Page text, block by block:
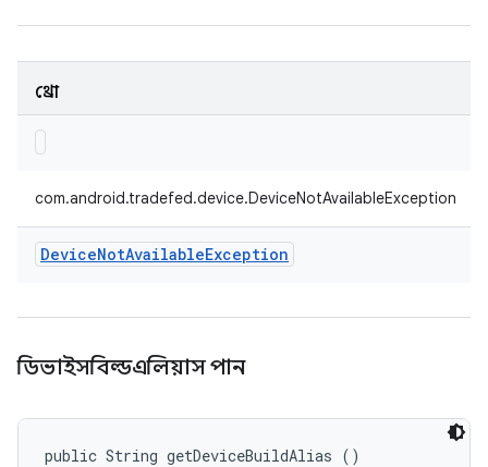
থ্রো
com.android.tradefed.device.DeviceNotAvailableException
DeviceNotAvailableException
ডিভাইসবিল্ডএলিয়াস পান
public String getDeviceBuildAlias ()